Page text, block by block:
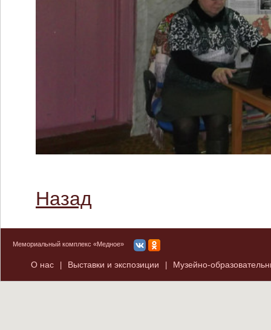
Назад
Мемориальный комплекс «Медное»
О нас Выставки и экспозиции Музейно-